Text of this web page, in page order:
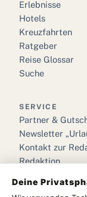
Erlebnisse
Hotels
Kreuzfahrten
Ratgeber
Reise Glossar
Suche
SERVICE
Partner &
Newsletter
Kontakt zur
Redaktion
RECHTLICHES
Deine